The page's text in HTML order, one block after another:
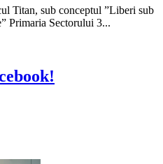
Titan, sub conceptul ”Liberi sub
Primaria Sectorului 3...